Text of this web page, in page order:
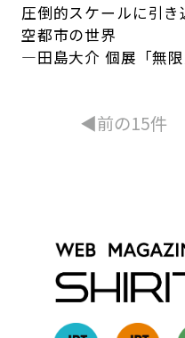
圧倒的スケールに引
空都市の世界
―田島大介 個展「無
◀︎前の15件